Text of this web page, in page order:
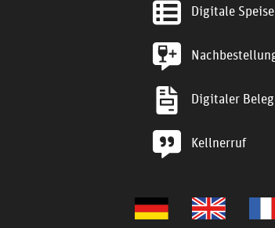
Digitale
Digitaler Beleg
Kellnerruf